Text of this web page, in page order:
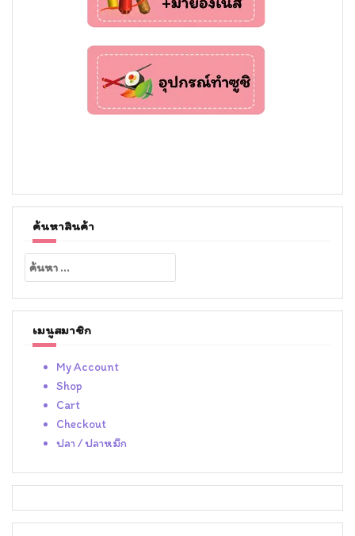
ค้นหาสินค้า
ค้นหา
สำหรับ:
เมนูสมาชิก
My Account
Shop
Cart
Checkout
ปลา / ปลาหมึก